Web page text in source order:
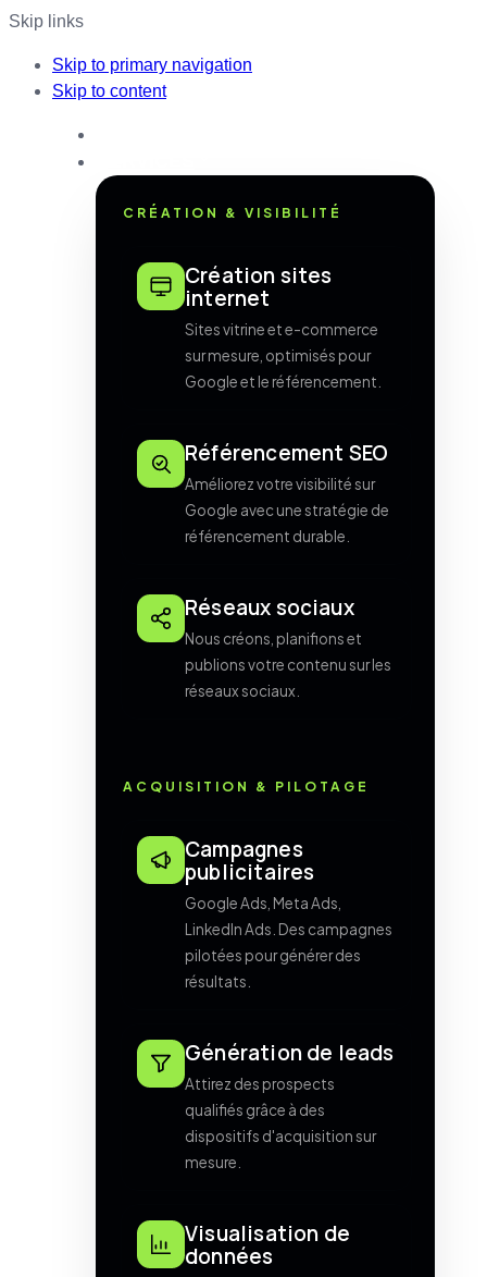
Skip links
Skip to primary navigation
Skip to content
CRÉATION & VISIBILITÉ
Création sites
internet
Sites vitrine et e-commerce
sur mesure, optimisés pour
Google et le référencement.
Référencement SEO
Améliorez votre visibilité sur
Google avec une stratégie de
référencement durable.
Réseaux sociaux
Nous créons, planifions et
publions votre contenu sur les
réseaux sociaux.
ACQUISITION & PILOTAGE
Campagnes
publicitaires
Google Ads, Meta Ads,
LinkedIn Ads. Des campagnes
pilotées pour générer des
résultats.
Génération de leads
Attirez des prospects
qualifiés grâce à des
dispositifs d'acquisition sur
mesure.
Visualisation de
données